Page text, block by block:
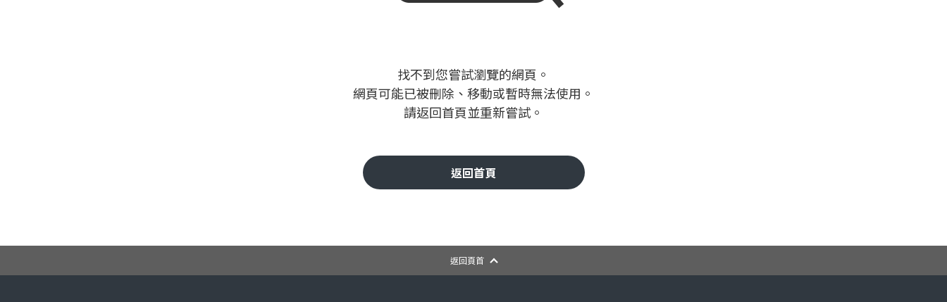
找不到您嘗試瀏覽的網頁。
網頁可能已被刪除、移動或暫時無法使用。
請返回首頁並重新嘗試。
返回首頁
返回頁首